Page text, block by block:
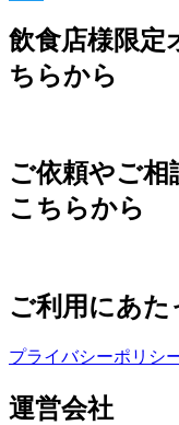
飲食店様限定
ちらから
ご依頼やご相
こちらから
ご利用にあた
プライバシーポリシ
運営会社